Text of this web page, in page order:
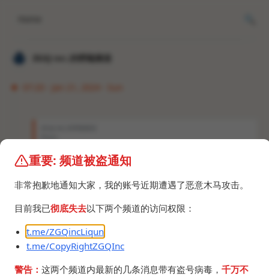
𝐙𝐆𝐐 ɪɴᴄ.的唠嗑频道
Photo
升不升？这机子我也不打算整花活，想体验“国产自
Anonymous Poll
升
不升
雷军！金帆！NMSL！
89 votes
重要: 频道被盗通知
非常抱歉地通知大家，我的账号近期遭遇了恶意木马攻击。
目前我已彻底失去以下两个频道的访问权限：
t.me/ZGQincLiqun
t.me/CopyRightZGQInc
警告： 这两个频道内最新的几条消息带有盗号病毒， 千万不